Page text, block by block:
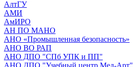
АлтГУ
АМИ
АмИРО
АН ПО МАНО
АНО «Промышленная безопасность»
АНО ВО РАП
АНО ДПО "СПб УПК и ПП"
АНО ДПО "Учебный центр Мед-Арт"